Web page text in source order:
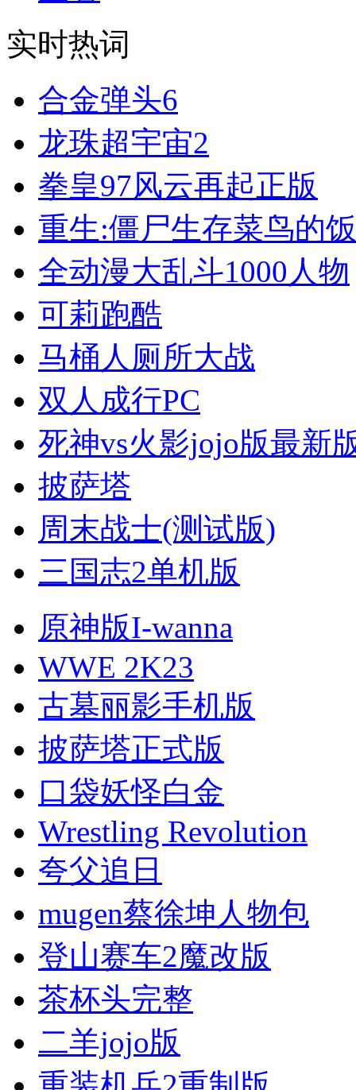
实时热词
合金弹头6
龙珠超宇宙2
拳皇97风云再起正版
重生:僵尸生存菜鸟的
全动漫大乱斗1000人物
可莉跑酷
马桶人厕所大战
双人成行PC
死神vs火影jojo版最新
披萨塔
周末战士(测试版)
三国志2单机版
原神版I-wanna
WWE 2K23
古墓丽影手机版
披萨塔正式版
口袋妖怪白金
Wrestling Revolution
夸父追日
mugen蔡徐坤人物包
登山赛车2魔改版
茶杯头完整
二羊jojo版